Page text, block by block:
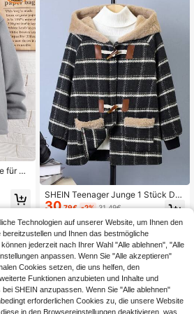
für T
SHEIN Teenager Junge 1 Stück Duf
flecoat mit Zwei Taschen, Kontrast
30,79€ -2% 31,49€
Technologien auf unserer Website, um Ihnen den
und Ihnen das bestmögliche
jederzeit nach Ihrer Wahl "Alle ablehnen", "Alle
anpassen. Wenn Sie "Alle akzeptieren"
Cookies setzen, die uns helfen, den
Funktionen anzubieten und Inhalte und
SHEIN anzupassen. Wenn Sie "Alle ablehnen"
erforderlichen Cookies zu, die unsere Website
in den Browsereinstellungen deaktivieren, was